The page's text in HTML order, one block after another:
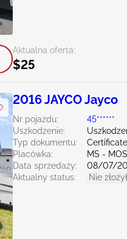
Aktualna oferta:
$25
2016 JAYCO Jayco
Nr pojazdu:
45******
Uszkodzenie:
Typ dokumentu:
Placówka:
MS -
Data sprzedaży:
08/07/
Aktualny status:
Nie